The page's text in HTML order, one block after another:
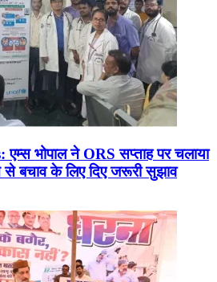
भोपाल ने ORS सप्ताह पर चलाया
बचाव के लिए दिए जरूरी सुझाव